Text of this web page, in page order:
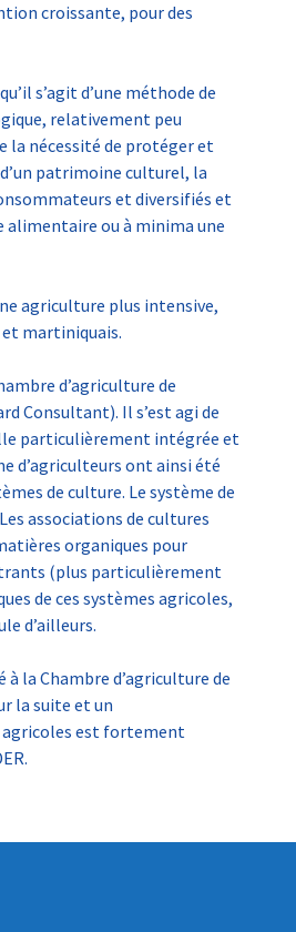
croissante, pour des
s’agit d’une méthode de
relativement peu
la nécessité de protéger et
patrimoine culturel, la
et diversifiés et
alimentaire ou à minima une
agriculture plus intensive,
martiniquais.
d’agriculture de
Consultant). Il s’est agi de
particulièrement intégrée et
d’agriculteurs ont ainsi été
de culture. Le système de
associations de cultures
organiques pour
(plus particulièrement
de ces systèmes agricoles,
d’ailleurs.
la Chambre d’agriculture de
la suite et un
est fortement